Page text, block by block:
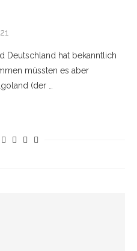
Deutschland hat bekanntlich
müssten es aber
(der …